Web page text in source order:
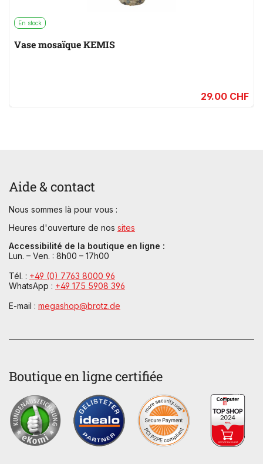
En stock
Vase mosaïque KEMIS
29.00 CHF
Aide & contact
Nous sommes là pour vous :
Heures d'ouverture de nos sites
Accessibilité de la boutique en ligne :
Lun. – Ven. : 8h00 – 17h00
Tél. : +49 (0) 7763 8000 96
WhatsApp : +49 175 5908 396
E-mail : megashop@brotz.de
Boutique en ligne certifiée